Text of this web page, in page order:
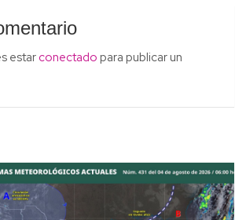
estar conectado para publicar un